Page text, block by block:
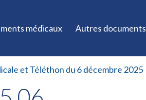
médicaux Autres documents
et Téléthon du 6 décembre 2025